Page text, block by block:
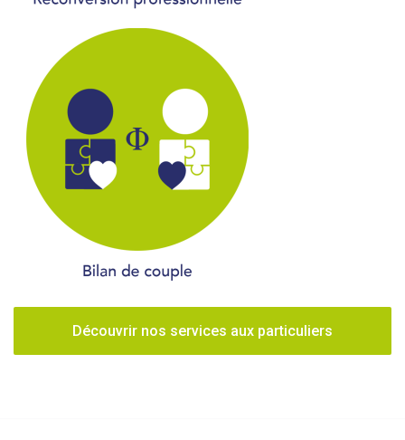
Découvrir nos services aux particuliers